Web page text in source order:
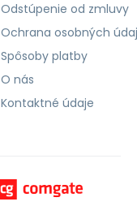
Odstúpenie od zmluvy
Ochrana osobných
Spôsoby platby
O nás
Kontaktné údaje